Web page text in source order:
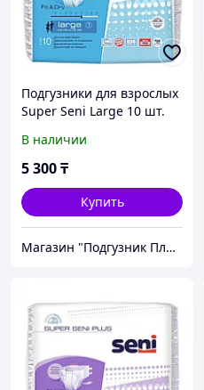
Подгузники для взрослых
Super Seni Large 10 шт.
В наличии
5 300₸
Купить
Магазин "Подгузник Плюс"